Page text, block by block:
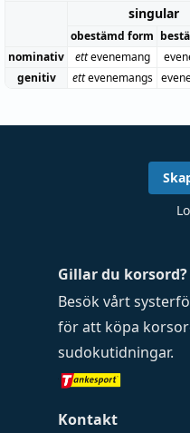
singular
obestämd form
nominativ
ettevenemang
genitiv
ettevenemangs
Gillar du korsord?
Besök vårt
för att köpa
sudokutidningar.
Kontakt